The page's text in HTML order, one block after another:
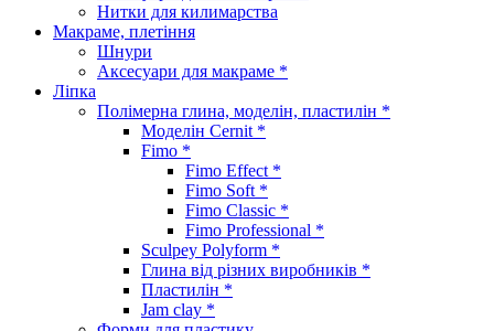
Нитки для килимарства
Макраме, плетіння
Шнури
Аксесуари для макраме *
Ліпка
Полімерна глина, моделін, пластилін *
Моделін Cernit *
Fimo *
Fimo Effect *
Fimo Soft *
Fimo Classic *
Fimo Professional *
Sculpey Polyform *
Глина від різних виробників *
Пластилін *
Jam clay *